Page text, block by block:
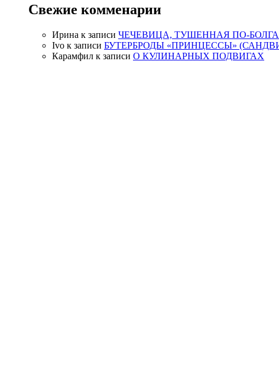
Свежие комменарии
Ирина к записи ЧЕЧЕВИЦА, ТУШЕННАЯ ПО-
Ivo к записи БУТЕРБРОДЫ «ПРИНЦЕССЫ»
Карамфил к записи О КУЛИНАРНЫХ ПОДВИГАХ